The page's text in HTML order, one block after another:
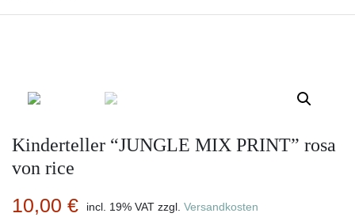
Kinderteller “JUNGLE MIX PRINT” rosa
von rice
10,00 € incl. 19% VAT zzgl. Versandkosten